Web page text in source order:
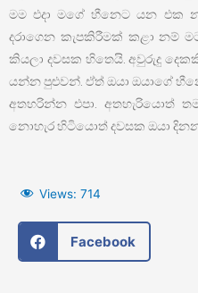
මම එදා මගේ හීනෙට යන එක
දරාගෙන කැපකිරීමක් කළා නම්
කියලා දවසක හිතෙයි. අවුරුදු
යන්න පුළුවන්. ඒත් ඔයා ඔයාගේ
අතහරින්න එපා. අතහැරියොත්
නොහැර හිටියොත් දවසක ඔයා
Views: 714
Facebook